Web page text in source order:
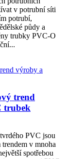
v potrubní síti
potrubí,
půdy a
trubky PVC-O
trend
trubek
PVC jsou
v mnoha
spotřebou